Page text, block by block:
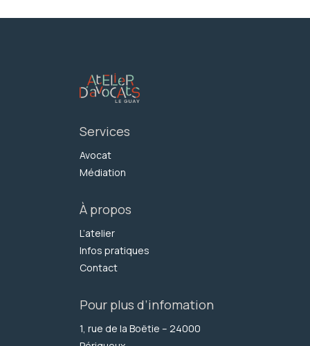
Services
Avocat
Médiation
À propos
L’atelier
Infos pratiques
Contact
Pour plus d’infomation
1, rue de la Boëtie – 24000